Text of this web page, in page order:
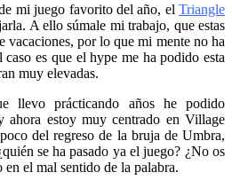
mi juego favorito del año, el Triangle
A ello súmale mi trabajo, que estas
vacaciones, por lo que mi mente no ha
es que el hype me ha podido esta
muy elevadas.
llevo prácticando años he podido
ahora estoy muy centrado en Village
del regreso de la bruja de Umbra,
se ha pasado ya el juego? ¿No os
el mal sentido de la palabra.